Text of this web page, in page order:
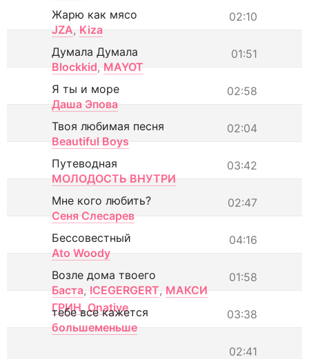
02:10
Жарю как мясо
JZA, Kiza
01:51
Думала Думала
Blockkid, MAYOT
02:58
Я ты и море
Даша Эпова
02:04
Твоя любимая песня
Beautiful Boys
03:42
Путеводная
МОЛОДОСТЬ ВНУТРИ
02:47
Мне кого любить?
Сеня Слесарев
04:16
Бессовестный
Ato Woody
01:58
Возле дома твоего
Баста, ICEGERGERT, МАКСИ
ГРИН, Onative 03:38
тебе все кажется
большеменьше
02:41